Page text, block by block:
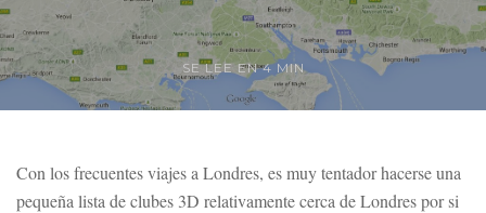
SE LEE EN 4 MIN
Con los frecuentes viajes a Londres, es muy tentador hacerse una
pequeña lista de clubes 3D relativamente cerca de Londres por si